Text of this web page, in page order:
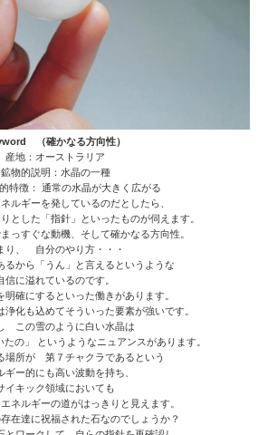
（確かなる方向性）
産地：オーストラリア
鉱物的説明：水晶の一種
特徴： 通常の水晶が大きく広がる
ルギーを発しているのだとしたら、
とした「指針」といったものが伺えます。
っすぐな動機、そして確かなる方向性。
り、 自分のやり方・・・
るから「うん」と言えるというような
信に溢れているのです。
明確にするといった働きがあります。
浄化も込めてそういった要素が強いです。
この雪のように白い水晶は
たの」 というようなニュアンスがあります。
場所が 第７チャクラであるという
ギー的にも高い波動を持ち、
イキック領域においても
ネルギーの道がはっきりと見えます。
在達に祝福された石なのでしょうか？